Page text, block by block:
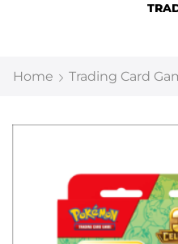
Home Trading Card